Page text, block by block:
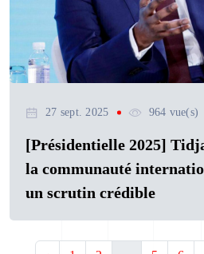
27 sept. 2025 964 vue(s)
[Présidentielle 2025]
la communauté
un scrutin crédible